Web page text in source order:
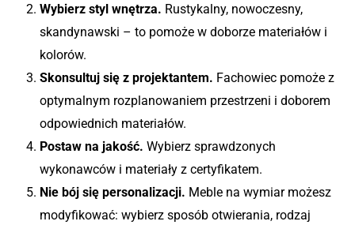
Wybierz styl wnętrza. Rustykalny, nowoczesny,
skandynawski – to pomoże w doborze materiałów i
kolorów.
Skonsultuj się z projektantem. Fachowiec pomoże z
optymalnym rozplanowaniem przestrzeni i doborem
odpowiednich materiałów.
Postaw na jakość. Wybierz sprawdzonych
wykonawców i materiały z certyfikatem.
Nie bój się personalizacji. Meble na wymiar możesz
modyfikować: wybierz sposób otwierania, rodzaj